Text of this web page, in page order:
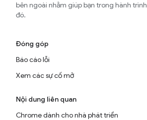
bên ngoài nhằm giúp bạn trong hành trình
đó.
Đóng góp
Báo cáo lỗi
Xem các sự cố mở
Nội dung liên quan
Chrome dành cho nhà phát triển